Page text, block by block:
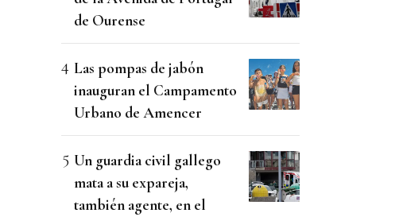
de Ourense
Las pompas de jabón
inauguran el Campamento
Urbano de Amencer
Un guardia civil gallego
mata a su expareja,
también agente, en el